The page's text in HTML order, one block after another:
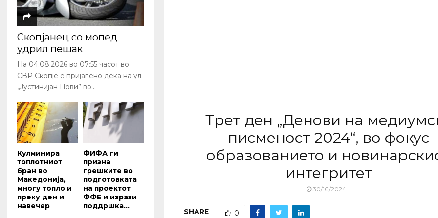
Трет ден „Денови на
писменост 2024“, во фокус
образованието и
интегритет
30/10/2024
SHARE 0
Скопјанец со мопед
удрил пешак
На 04.08.2026 во 07:55 часот во
СВР Скопје е пријавено дека на ул.
„Јустинијан Први” во...
Кулминира
топлотниот
бран во
Македонија,
многу топло и
преку ден и
навечер
ФИФА ги
призна
грешките во
подготовката
на проектот
ФФЕ и изрази
поддршка...